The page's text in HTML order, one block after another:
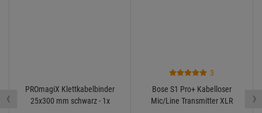
PROmagiX Klettkabelbinder
25x300 mm schwarz - 1x
3
Bose S1 Pro+ Kabelloser
Mic/Line Transmitter XLR
‹ ›